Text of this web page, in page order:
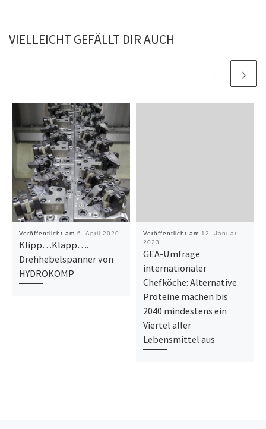
VIELLEICHT GEFÄLLT DIR AUCH
Veröffentlicht am 6. April 2020
Klipp…Klapp….
Drehhebelspanner von
HYDROKOMP
Veröffentlicht am 12. Januar
2023
GEA-Umfrage
internationaler
Chefköche: Alternative
Proteine machen bis
2040 mindestens ein
Viertel aller
Lebensmittel aus